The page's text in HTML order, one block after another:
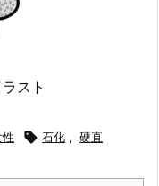
スト
 石化 , 硬直